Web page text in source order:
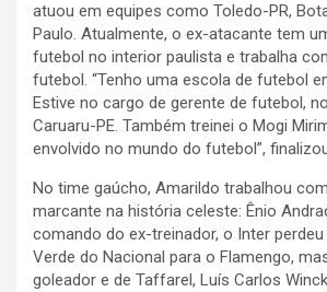
atuou em equipes como Toledo-PR,
Paulo. Atualmente, o ex-atacante tem
futebol no interior paulista e trabalha
futebol. “Tenho uma escola de futebol
Estive no cargo de gerente de futebol,
Caruaru-PE. Também treinei o Mogi
envolvido no mundo do futebol”,
No time gaúcho, Amarildo trabalhou
marcante na história celeste: Ênio
comando do ex-treinador, o Inter
Verde do Nacional para o Flamengo,
goleador e de Taffarel, Luís Carlos